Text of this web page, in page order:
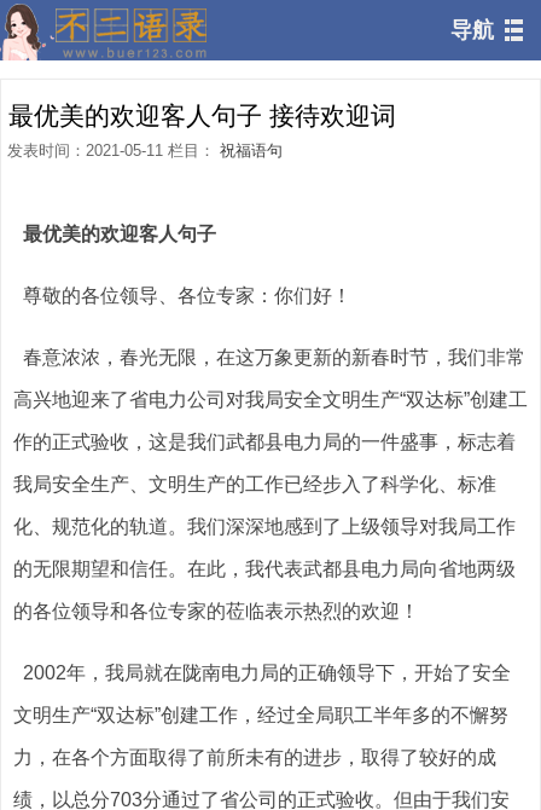
导航
最优美的欢迎客人句子 接待欢迎词
发表时间：2021-05-11 栏目： 祝福语句
最优美的欢迎客人句子
尊敬的各位领导、各位专家：你们好！
春意浓浓，春光无限，在这万象更新的新春时节，我们非常
高兴地迎来了省电力公司对我局安全文明生产“双达标”创建工
作的正式验收，这是我们武都县电力局的一件盛事，标志着
我局安全生产、文明生产的工作已经步入了科学化、标准
化、规范化的轨道。我们深深地感到了上级领导对我局工作
的无限期望和信任。在此，我代表武都县电力局向省地两级
的各位领导和各位专家的莅临表示热烈的欢迎！
2002年，我局就在陇南电力局的正确领导下，开始了安全
文明生产“双达标”创建工作，经过全局职工半年多的不懈努
力，在各个方面取得了前所未有的进步，取得了较好的成
绩，以总分703分通过了省公司的正式验收。但由于我们安